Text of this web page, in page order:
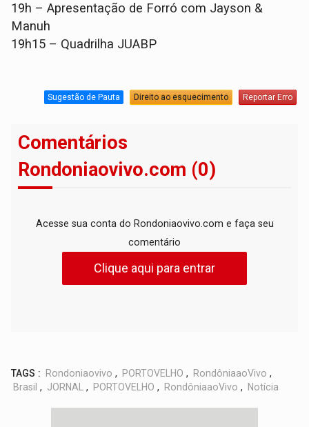
19h – Apresentação de Forró com Jayson &
Manuh
19h15 – Quadrilha JUABP
Sugestão de Pauta Direito ao esquecimento Reportar Erro
Comentários
Rondoniaovivo.com (0)
Acesse sua conta do Rondoniaovivo.com e faça seu
comentário
Clique aqui para entrar
TAGS : Rondoniaovivo , PORTOVELHO , RondôniaaoVivo ,
Brasil , JORNAL , PORTOVELHO , RondôniaaoVivo , Notícia